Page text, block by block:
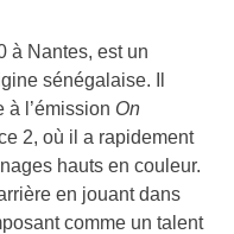
à Nantes, est un
sénégalaise. Il
à l’émission On
2, où il a rapidement
hauts en couleur.
en jouant dans
comme un talent